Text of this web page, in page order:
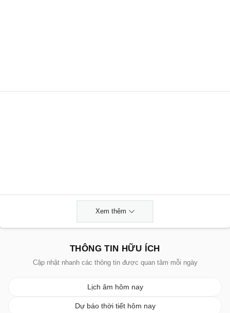
Xem thêm
THÔNG TIN HỮU ÍCH
Cập nhật nhanh các thông tin được quan tâm mỗi ngày
Lịch âm hôm nay
Dự báo thời tiết hôm nay